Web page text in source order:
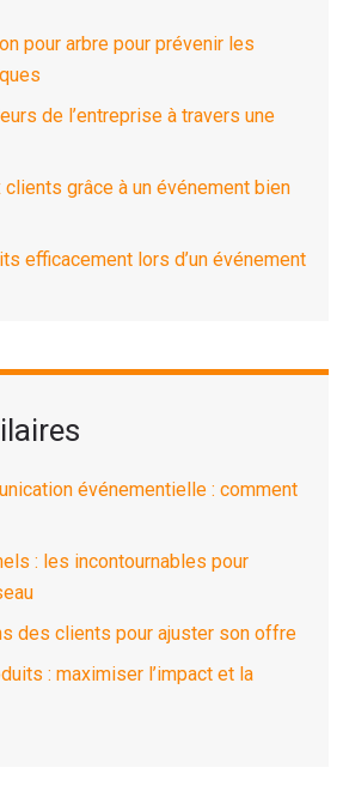
pour arbre pour prévenir les
de l’entreprise à travers une
grâce à un événement bien
efficacement lors d’un événement
événementielle : comment
: les incontournables pour
des clients pour ajuster son offre
: maximiser l’impact et la